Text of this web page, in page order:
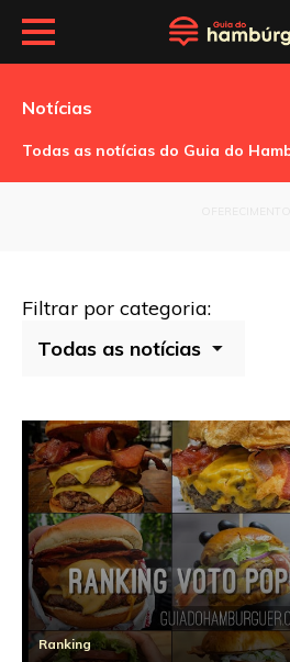
Notícias
Todas as notícias do Guia do
Filtrar por categoria:
Ranking